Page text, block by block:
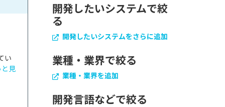
い
見
開発したいシステムで絞
る
開発したいシステムをさらに追加
業種・業界で絞る
業種・業界を追加
開発言語などで絞る